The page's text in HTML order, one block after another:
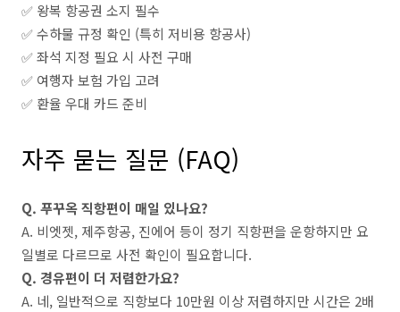
✅ 왕복 항공권 소지 필수
✅ 수하물 규정 확인 (특히 저비용 항공사)
✅ 좌석 지정 필요 시 사전 구매
✅ 여행자 보험 가입 고려
✅ 환율 우대 카드 준비
자주 묻는 질문 (FAQ)
Q. 푸꾸옥 직항편이 매일 있나요?
A. 비엣젯, 제주항공, 진에어 등이 정기 직항편을 운항하지만 요
일별로 다르므로 사전 확인이 필요합니다.
Q. 경유편이 더 저렴한가요?
A. 네, 일반적으로 직항보다 10만원 이상 저렴하지만 시간은 2배